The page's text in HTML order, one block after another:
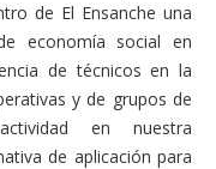
de El Ensanche una
economía social en
de técnicos en la
y de grupos de
en nuestra
de aplicación para